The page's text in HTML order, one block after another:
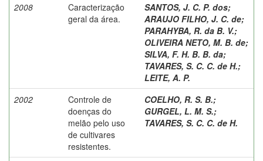
2008
Caracterização
geral da área.
SANTOS, J. C. P. dos;
ARAUJO FILHO, J. C. de;
PARAHYBA, R. da B. V.;
OLIVEIRA NETO, M. B. de;
SILVA, F. H. B. B. da;
TAVARES, S. C. C. de H.;
LEITE, A. P.
2002
Controle de
doenças do
melão pelo uso
de cultivares
resistentes.
COELHO, R. S. B.;
GURGEL, L. M. S.;
TAVARES, S. C. C. de H.